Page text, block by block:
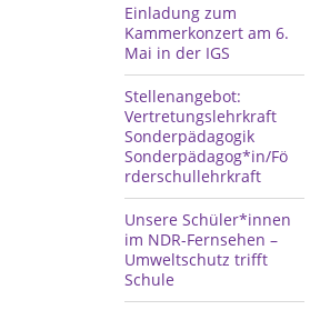
Einladung zum
Kammerkonzert am 6.
Mai in der IGS
Stellenangebot:
Vertretungslehrkraft
Sonderpädagogik
Sonderpädagog*in/Fö
rderschullehrkraft
Unsere Schüler*innen
im NDR-Fernsehen –
Umweltschutz trifft
Schule